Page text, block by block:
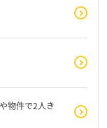
物件で2人き